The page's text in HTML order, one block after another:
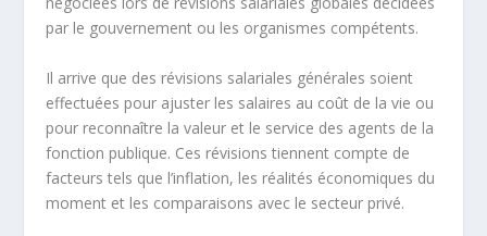
par le gouvernement ou les organismes compétents.
Il arrive que des révisions salariales générales soient
effectuées pour ajuster les salaires au coût de la vie ou
pour reconnaître la valeur et le service des agents de la
fonction publique. Ces révisions tiennent compte de
facteurs tels que l’inflation, les réalités économiques du
moment et les comparaisons avec le secteur privé.